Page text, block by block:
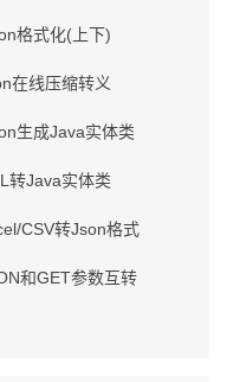
格式化(上下)
在线压缩转义
生成Java实体类
转Java实体类
CSV转Json格式
和GET参数互转